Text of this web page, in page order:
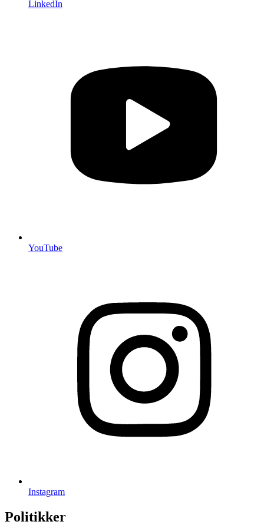
LinkedIn
YouTube
Instagram
Politikker